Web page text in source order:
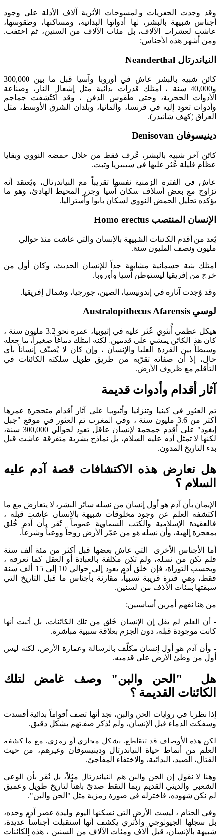
وقد وجدت الحفريات والمسوحات الأثرية آلاف الأدلة على وجود
أجناس شبيهة بالبشر، لها أدواتها البدائية، ومساكنها، وطقوسها،
عاشت لعشرات الآلاف، بل مئات الآلاف من السنين، ثم اختفت.
ومن أشهر هذه الأجناس:
النياندرتال Neanderthal
كائن شبيه بالبشر عاش في أوروبا وآسيا قبل ما بين 300,000
و40,000 سنة ، امتلك قدرات بدائية مثل إشعال النار، وصناعة
الأدوات الحجرية، وحتى طقوس الدفن ، وقد اكتُشفت جماجم
وأدوات تعود إليه في فرنسا، وألمانيا، وبلدان الشرق الأوسط، مثل
العراق (كهف شانيدر).
دينيسوفان Denisovan
كائن آخر شبيه بالبشر، عُرف فقط من خلال حمضه النووي وبقايا
عظام قليلة عُثر عليها في سيبيريا وتبت.
عاش في الفترة الزمنية نفسها تقريباً مع النياندرتال، ويُعتقد أنه
تزاوج مع بعض أسلاف سكان آسيا وجزر المحيط الهادئ، وهو ما
يؤكده تحليل الحمض النووي لسكان بابوا وأستراليا.
الإنسان المنتصب Homo erectus
يُعد من أقدم الكائنات الشبيهة بالإنسان والتي عاشت منذ حوالي
مليون ونصف المليون سنة.
امتلك بنية جسمانية مشابهة جداً للإنسان الحديث، وكان أول من
خرج من إفريقيا ليستوطن آسيا وأوروبا.
وقد وُجدت آثاره في إندونيسيا، الصين، جورجيا، وشمال إفريقيا.
لوسي Australopithecus Afarensis
هيكل عظمي أُنثوي عُثر عليه في إثيوبيا، عمره نحو 3.2 مليون سنة ،
كان هذا الكائن يمشي على قدمين، لكنه امتلك دماغاً صغيراً، ما جعله
وسيطاً بين القردة العليا والإنسان ، وإن كان لا يُصنّف إنساناً بأي
حال، إلا أن صفاته تقرّبه من طريق طويل سلكته الكائنات في
التأقلم مع ظروف الأرض.
آثار أقدام وأدوات قديمة
تم العثور في كينيا وتنزانيا وأثيوبيا على آثار أقدام متحجرة عمرها
أكثر من 3.6 مليون سنة ، وفي المغرب تم العثور في موقع "جبل
إيغود" على أقدم جمجمة لإنسان عاقل تعود لحوالي 300,000 سنة،
لكنها لا تمثل آدم عليه السلام، بل نماذج بشرية متفرقة عاشت قبل
بدء التاريخ المدون.
هل تعارض هذه الاكتشافات قصة آدم عليه
السلام ؟
الإيمان بأن آدم هو أول إنسان من نسله سائر البشر، لا يتعارض مع ما
اكتشفه العلم عن وجود مخلوقات شبيهة بالإنسان عاشت قبله ،
فالعقيدة الإسلامية والكتب السماوية عموماً تُقر بأن آدم خُلق
بمعجزة إلهية، وأن نسله هو من عمّر الأرض روحاً ووعياً وشرعاً.
أما الأجناس الأخرى التي عاش بعضها قبل أكثر من مئة ألف سنة
فلم تكن من نسله، ولم تكن مكلفة بالعبادة أو العقل كما نعرفه ،
وبحسب التوراة، فإن خلق آدم يعود إلى حوالي 10 إلى 15 ألف سنة
فقط، وهي فترة قريبة نسبياً، مقارنة بأجناس ما قبل التاريخ التي
سبقتها بمئات الآلاف من السنين.
من هنا نفهم أمرين أساسيين:
- أن العلم لم يقل إن الإنسان خُلق من تلك الكائنات، بل أثبت أنها
كانت موجودة قبله، دون الجزم بعلاقة سببية مباشرة.
- وأن آدم هو أول إنسان مكلّف بالرسالة وعمارة الأرض، لكنه ليس
أول من وطئ الأرض على قدميه.
هل "الحن والبن" وصف غامض لتلك
الكائنات القديمة ؟
إذا نظرنا في روايات الحن والبن، نجد أنها تصف أقواماً بدائية أفسدت
وسفكت الدماء قبل الإنسان، ولم تُذكر صفاتهم بشكل دقيق.
لكن هذه الأوصاف قد تتقاطع، بشكل مجازي أو رمزي، مع ما كشفه
العلم من أنماط حياة النياندرتال ودينيسوفان وغيرهم، من حيث
القتال، الصيد، البدائية، والاختفاء المفاجئ.
وهنا لا نقول إن الحن والبن هم النياندرتال مثلاً، بل نُقر بأن الوعي
الشعبي والديني القديم ربما التقط صدىً باهتاً لتاريخ طويل وعميق
لم نكن شهوده، فاختزله في صورة رمزية مثل "الحن والبن".
وفي الختام ، ليست الأرض التي نسكنها اليوم وليدة عصر آدم وحده،
بل سجلها الجيولوجي والأثري يكشف أنها استقبلت أجناساً عديدة،
شبيهة بالإنسان، قبل آلاف ومئات الآلاف من السنين ، هذه الكائنات